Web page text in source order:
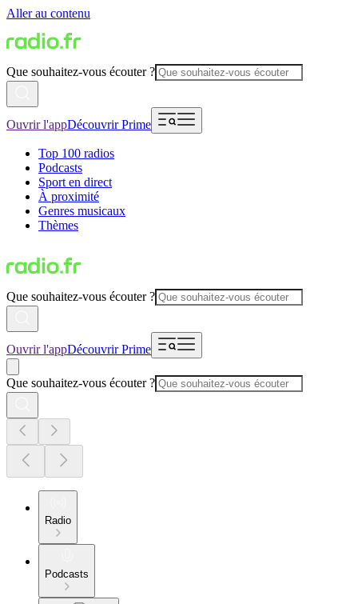
Aller au contenu
Que souhaitez-vous écouter ?
Ouvrir l'appDécouvrir Prime
Top 100 radios
Podcasts
Sport en direct
À proximité
Genres musicaux
Thèmes
Que souhaitez-vous écouter ?
Ouvrir l'appDécouvrir Prime
Que souhaitez-vous écouter ?
Radio
Podcasts